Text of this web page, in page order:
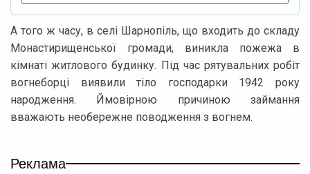
А того ж часу, в селі Шарнопіль, що входить до складу
Монастирищенської громади, виникла пожежа в
кімнаті житлового будинку. Під час рятувальних робіт
вогнеборці виявили тіло господарки 1942 року
народження. Ймовірною причиною займання
вважають необережне поводження з вогнем.
Реклама